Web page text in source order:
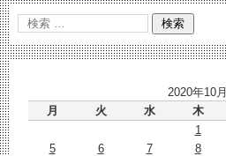
2020年10月
月
火 水 木
1
5
6 7 8